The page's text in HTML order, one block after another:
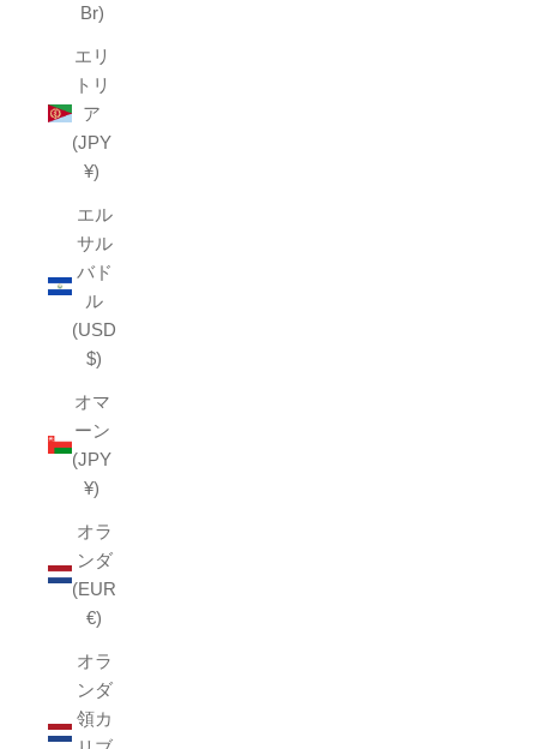
Br)
エリ
トリ
ア
(JPY
¥)
エル
サル
バド
ル
(USD
$)
オマ
ーン
(JPY
¥)
オラ
ンダ
(EUR
€)
オラ
ンダ
領カ